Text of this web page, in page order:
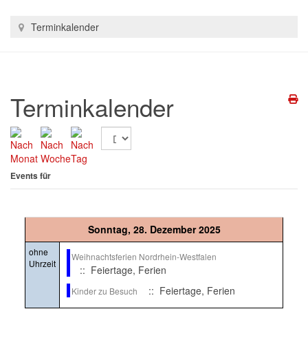
Terminkalender
Terminkalender
Events für
Sonntag, 28. Dezember 2025
ohne
Uhrzeit
Weihnachtsferien Nordrhein-Westfalen
:: Feiertage, Ferien
Kinder zu Besuch :: Feiertage, Ferien